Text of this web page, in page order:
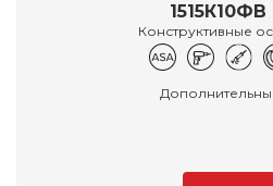
Конструктивные